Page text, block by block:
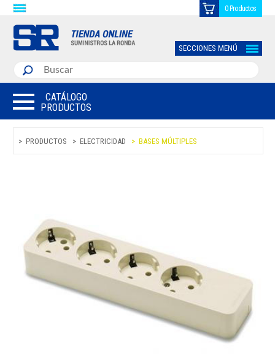
0 Productos
SECCIONES MENÚ
CATÁLOGO
PRODUCTOS
PRODUCTOS ELECTRICIDAD BASES MÚLTIPLES